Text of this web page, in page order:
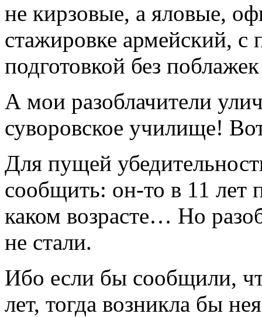
не кирзовые, а яловые,
стажировке армейский,
подготовкой без
А мои разоблачители
суворовское училище!
Для пущей
сообщить: он-то в 11 лет
каком возрасте… Но
не стали.
Ибо если бы сообщили,
лет, тогда возникла бы